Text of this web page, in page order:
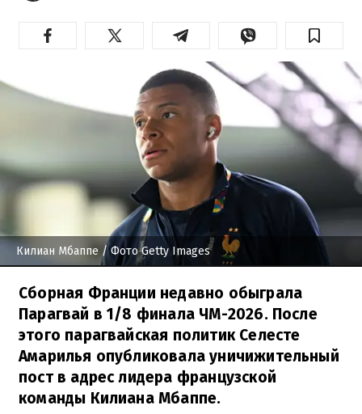
Килиан Мбаппе / Фото Getty Images
Сборная Франции недавно обыграла
Парагвай в 1/8 финала ЧМ-2026. После
этого парагвайская политик Селесте
Амарилья опубликовала уничижительный
пост в адрес лидера французской
команды Килиана Мбаппе.